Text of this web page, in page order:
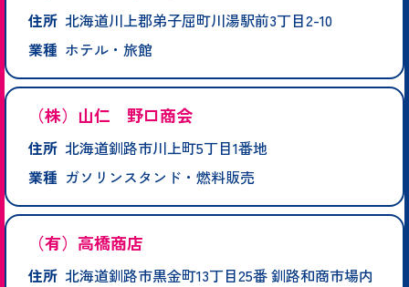
住所 北海道川上郡弟子屈町川湯駅前3丁目2-10
業種 ホテル・旅館
（株）山仁 野口商会
住所 北海道釧路市川上町5丁目1番地
業種 ガソリンスタンド・燃料販売
（有）高橋商店
住所 北海道釧路市黒金町13丁目25番 釧路和商市場内